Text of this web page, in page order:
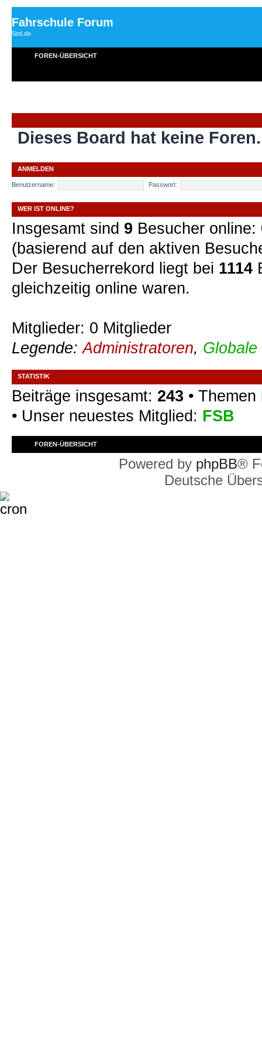
Fahrschule Forum
5bd.de
FOREN-ÜBERSICHT
Dieses Board hat keine Foren.
ANMELDEN
Benutzername: Passwort:
WER IST ONLINE?
Insgesamt sind 9 Besucher
(basierend auf den aktiven
Der Besucherrekord liegt bei 1114
gleichzeitig online waren.
Mitglieder: 0 Mitglieder
Legende:Administratoren,
STATISTIK
Beiträge insgesamt: 243 •
• Unser neuestes Mitglied: FSB
FOREN-ÜBERSICHT
Powered by phpBB®
Deutsche